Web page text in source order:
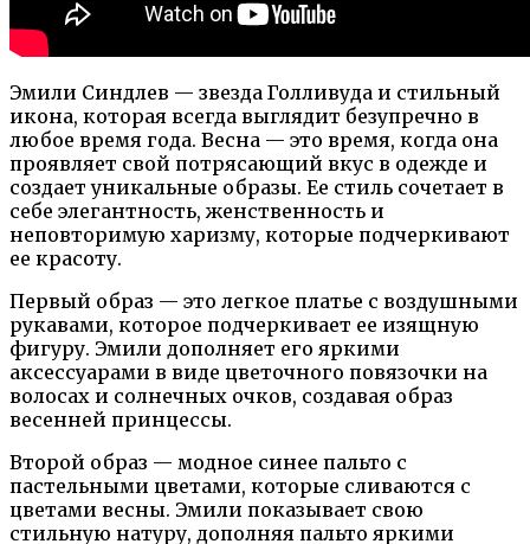
Эмили Синдлев — звезда Голливуда и стильный
икона, которая всегда выглядит безупречно в
любое время года. Весна — это время, когда она
проявляет свой потрясающий вкус в одежде и
создает уникальные образы. Ее стиль сочетает в
себе элегантность, женственность и
неповторимую харизму, которые подчеркивают
ее красоту.
Первый образ — это легкое платье с воздушными
рукавами, которое подчеркивает ее изящную
фигуру. Эмили дополняет его яркими
аксессуарами в виде цветочного повязочки на
волосах и солнечных очков, создавая образ
весенней принцессы.
Второй образ — модное синее пальто с
пастельными цветами, которые сливаются с
цветами весны. Эмили показывает свою
стильную натуру, дополняя пальто яркими